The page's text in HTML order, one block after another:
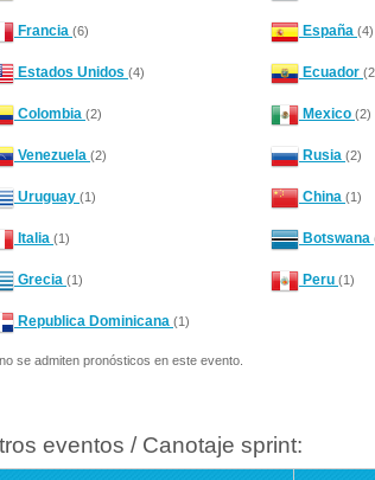
Francia (6) España (4)
Estados Unidos (4) Ecuador
Colombia (2) Mexico (2)
Venezuela (2) Rusia (2)
Uruguay (1) China (1)
Italia (1) Botswana
Grecia (1) Peru (1)
Republica Dominicana (1)
se admiten pronósticos en este evento.
eventos / Canotaje sprint: